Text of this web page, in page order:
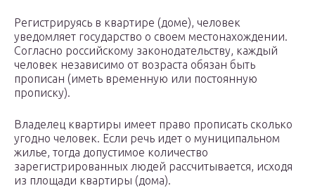
Регистрируясь в квартире (доме), человек
уведомляет государство о своем местонахождении.
Согласно российскому законодательству, каждый
человек независимо от возраста обязан быть
прописан (иметь временную или постоянную
прописку).
Владелец квартиры имеет право прописать сколько
угодно человек. Если речь идет о муниципальном
жилье, тогда допустимое количество
зарегистрированных людей рассчитывается, исходя
из площади квартиры (дома).